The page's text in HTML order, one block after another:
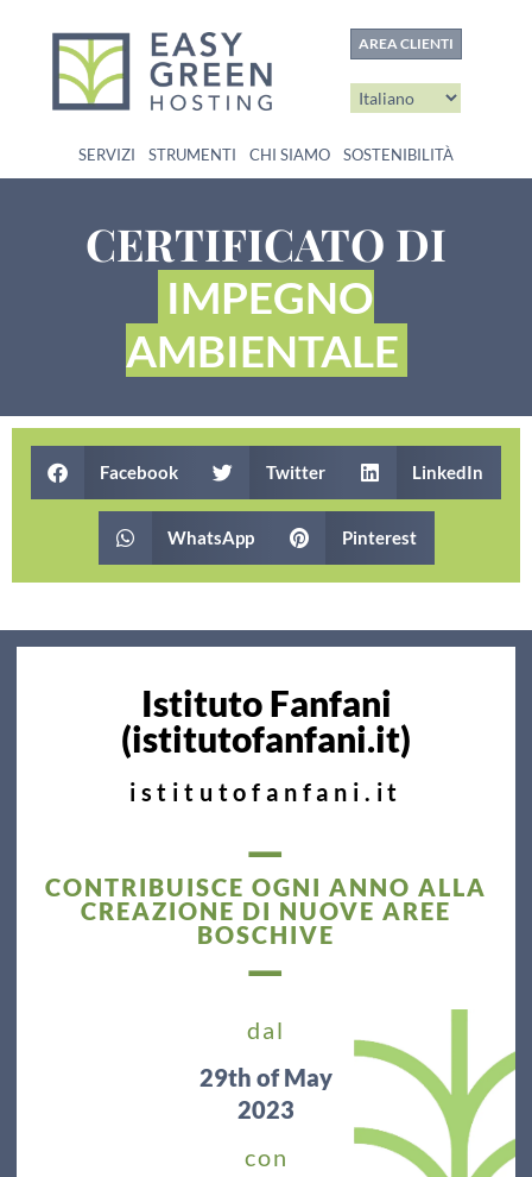
AREA CLIENTI
SERVIZI STRUMENTI CHI SIAMO SOSTENIBILITÀ
CERTIFICATO DI
IMPEGNO
AMBIENTALE
Facebook Twitter LinkedIn
WhatsApp Pinterest
Istituto Fanfani
(istitutofanfani.it)
istitutofanfani.it
—
CONTRIBUISCE OGNI ANNO ALLA
CREAZIONE DI NUOVE AREE
BOSCHIVE
—
dal
29th of May
2023
con